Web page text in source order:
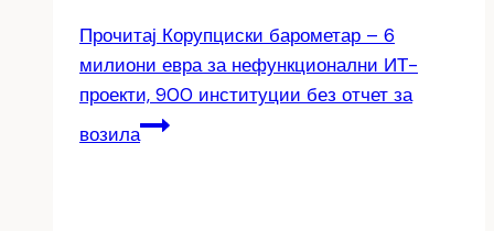
Прочитај Корупциски барометар – 6
милиони евра за нефункционални ИТ-
проекти, 900 институции без отчет за
возила